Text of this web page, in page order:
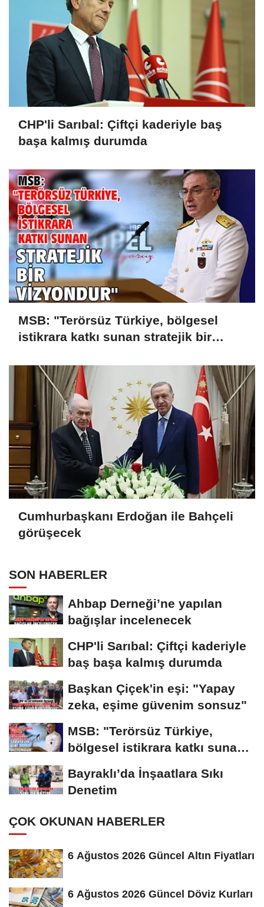
CHP'li Sarıbal: Çiftçi kaderiyle baş
başa kalmış durumda
MSB: "Terörsüz Türkiye, bölgesel
istikrara katkı sunan stratejik bir
Cumhurbaşkanı Erdoğan ile Bahçeli
görüşecek
SON HABERLER
Ahbap Derneği’ne yapılan
bağışlar incelenecek
CHP'li Sarıbal: Çiftçi kaderiyle
baş başa kalmış durumda
Başkan Çiçek'in eşi: "Yapay
zeka, eşime güvenim sonsuz"
MSB: "Terörsüz Türkiye,
bölgesel istikrara katkı sunan
Bayraklı’da İnşaatlara Sıkı
Denetim
ÇOK OKUNAN HABERLER
6 Ağustos 2026 Güncel Altın Fiyatları
6 Ağustos 2026 Güncel Döviz Kurları